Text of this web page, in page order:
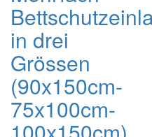
in drei
Grössen
(90x150cm-
75x100cm-